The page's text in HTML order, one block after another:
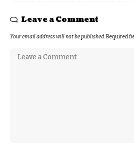
Leave a Comment
Your email address will not be published.Required